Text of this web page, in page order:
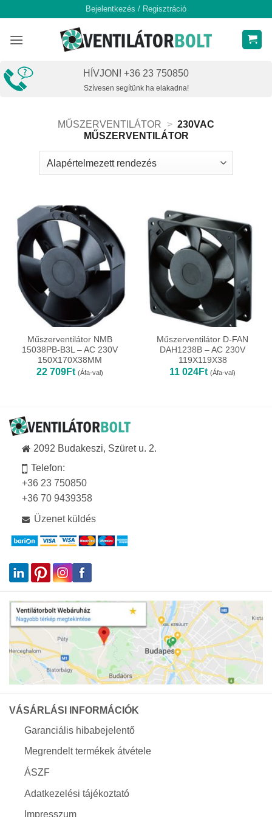
content
Bejelentkezés / Regisztráció
HÍVJON! +36 23 750850
Szívesen segítünk ha elakadna!
MŰSZERVENTILÁTOR > 230VAC
MŰSZERVENTILÁTOR
Műszerventilátor NMB
15038PB-B3L – AC 230V
150X170X38MM
22 709Ft (Áfa-val)
Műszerventilátor D-FAN
DAH1238B – AC 230V
119X119X38
11 024Ft (Áfa-val)
2092 Budakeszi, Szüret u. 2.
Telefon:
+36 23 750850
+36 70 9439358
Üzenet küldés
VÁSÁRLÁSI INFORMÁCIÓK
Garanciális hibabejelentő
Megrendelt termékek átvétele
ÁSZF
Adatkezelési tájékoztató
Impresszum